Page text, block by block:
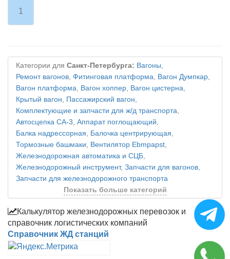
1
Категории для Санкт-Петербурга: Вагоны,
Ремонт вагонов, Фитинговая платформа, Вагон Думпкар,
Вагон платформа, Вагон хоппер, Вагон цистерна,
Крытый вагон, Пассажирский вагон,
Комплектующие и запчасти для ж/д транспорта,
Автосцепка СА-3, Аппарат поглощающий,
Балка надрессорная, Балочка центрирующая,
Тормозные башмаки, Вентилятор Ebmpapst,
Железнодорожная автоматика и СЦБ,
Железнодорожный инструмент, Запчасти для вагонов,
Запчасти для железнодорожного транспорта
Показать больше категорий
Калькулятор железнодорожных перевозок и
справочник логистических компаний
Справочник ЖД станций